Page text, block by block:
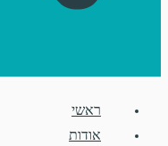
ראשי
אודות